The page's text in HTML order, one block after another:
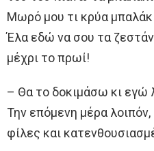
Mωρό μου τι κρύα
Έλα εδώ να σου τα
μέχρι το πρωί!
– Θα το δοκιμάσω κι εγώ
Την επόμενη μέρα λοιπόν,
φίλες και